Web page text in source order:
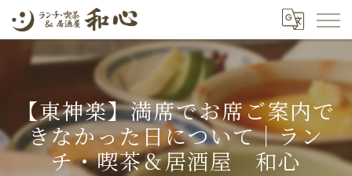
【東神楽】満席でお席ご案内で
きなかった日について｜ラン
チ・喫茶＆居酒屋 和心